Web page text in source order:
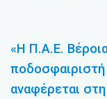
«Η Π.Α.Ε.
ποδοσφαιριστή
αναφέρεται